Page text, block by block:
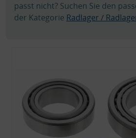
passt nicht? Suchen Sie den
der Kategorie Radlager /